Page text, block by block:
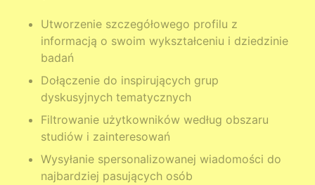
Utworzenie szczegółowego profilu z
informacją o swoim wykształceniu i dziedzinie
badań
Dołączenie do inspirujących grup
dyskusyjnych tematycznych
Filtrowanie użytkowników według obszaru
studiów i zainteresowań
Wysyłanie spersonalizowanej wiadomości do
najbardziej pasujących osób